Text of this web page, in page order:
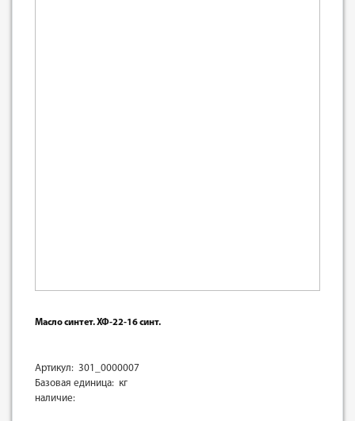
Масло синтет. ХФ-22-16 синт.
Артикул: 301_0000007
Базовая единица: кг
наличие: